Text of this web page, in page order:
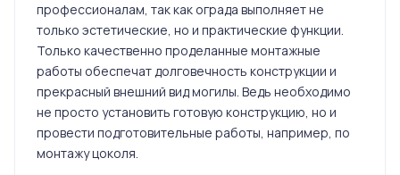
профессионалам, так как ограда выполняет не
только эстетические, но и практические функции.
Только качественно проделанные монтажные
работы обеспечат долговечность конструкции и
прекрасный внешний вид могилы. Ведь необходимо
не просто установить готовую конструкцию, но и
провести подготовительные работы, например, по
монтажу цоколя.